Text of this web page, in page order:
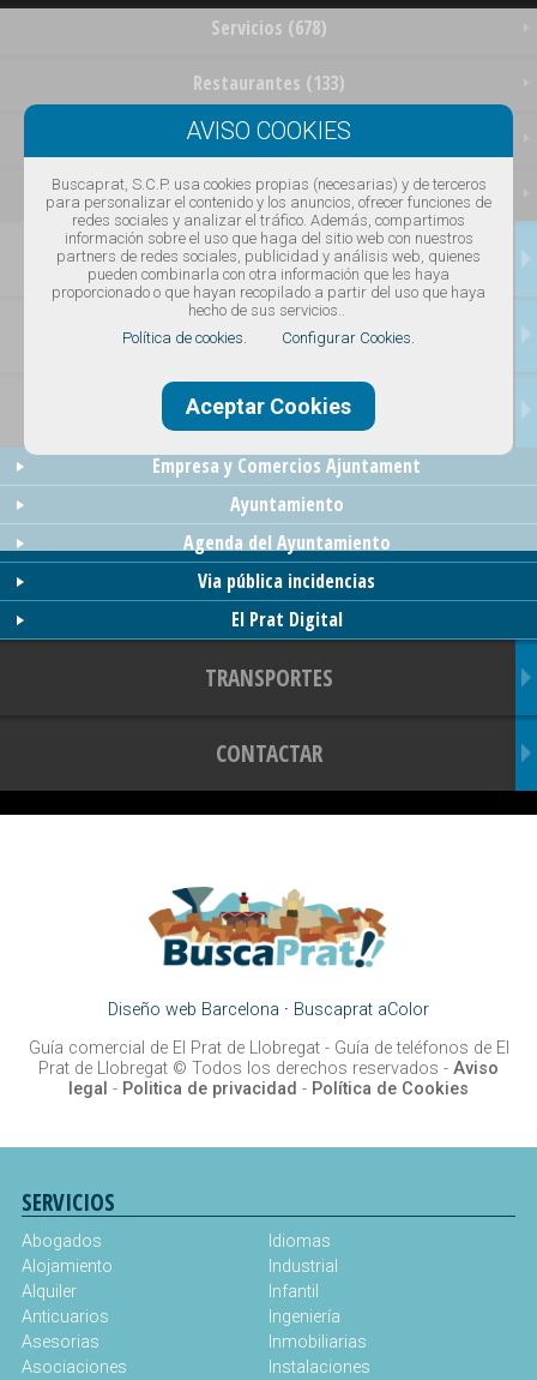
Servicios (678)
Restaurantes (133)
Ocio (63)
Empresas (92)
OFERTAS
SERVICIOS
NOTICIAS
Empresa y Comercios Ajuntament
Ayuntamiento
Agenda del Ayuntamiento
Via pública incidencias
El Prat Digital
TRANSPORTES
CONTACTAR
Diseño web Barcelona · Buscaprat aColor
Guía comercial de El Prat de Llobregat - Guía de teléfonos de El
Prat de Llobregat © Todos los derechos reservados - Aviso
legal - Politica de privacidad - Política de Cookies
SERVICIOS
Abogados
Alojamiento
Alquiler
Anticuarios
Asesorias
Asociaciones
Idiomas
Industrial
Infantil
Ingeniería
Inmobiliarias
Instalaciones
Buscaprat, S.C.P. usa cookies propias (necesarias) y de terceros
para personalizar el contenido y los anuncios, ofrecer funciones de
redes sociales y analizar el tráfico. Además, compartimos
información sobre el uso que haga del sitio web con nuestros
partners de redes sociales, publicidad y análisis web, quienes
pueden combinarla con otra información que les haya
proporcionado o que hayan recopilado a partir del uso que haya
hecho de sus servicios..
Política de cookies.
Configurar Cookies.
Aceptar Cookies